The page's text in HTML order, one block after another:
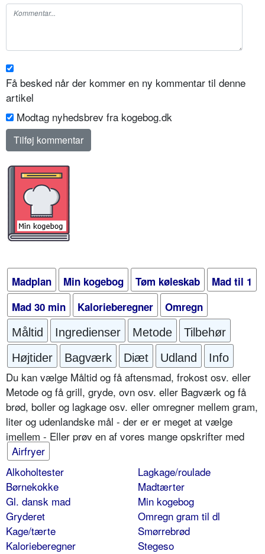
Få besked når der kommer en ny kommentar til denne
artikel
Modtag nyhedsbrev fra kogebog.dk
Madplan Min kogebog Tøm køleskab
Mad til 1
Mad 30 min
Kalorieberegner Omregn
Måltid Ingredienser Metode
Tilbehør
Højtider
Bagværk Diæt Udland Info
Du kan vælge Måltid og få aftensmad, frokost osv. eller
Metode og få grill, gryde, ovn osv. eller Bagværk og få
brød, boller og lagkage osv. eller omregner mellem gram,
liter og udenlandske mål - der er er meget at vælge
imellem - Eller prøv en af vores mange opskrifter med
Airfryer
Alkoholtester
Børnekokke
Gl. dansk mad
Gryderet
Kage/tærte
Kalorieberegner
Lagkage/roulade
Madtærter
Min kogebog
Omregn gram til dl
Smørrebrød
Stegeso